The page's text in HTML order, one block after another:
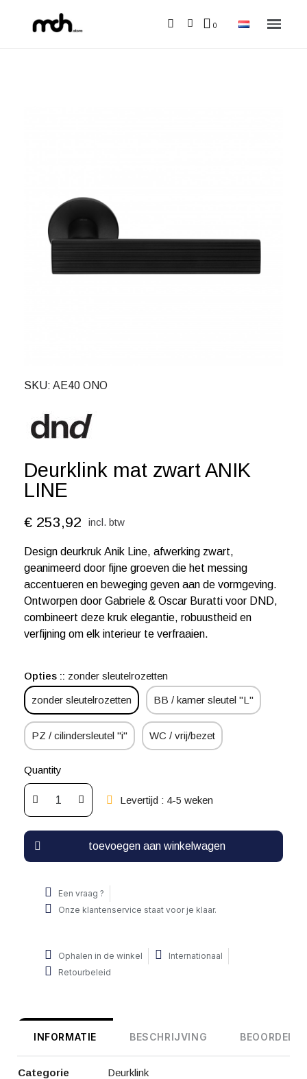
SKU AE40 ONO
Deurklink mat zwart ANIK
LINE
€ 253,92 incl. btw
Design deurkruk Anik Line, afwerking zwart,
geanimeerd door fijne groeven die het messing
accentueren en beweging geven aan de vormgeving.
Ontworpen door Gabriele & Oscar Buratti voor DND,
combineert deze kruk elegantie, robuustheid en
verfijning om elk interieur te verfraaien.
Opties : zonder sleutelrozetten
zonder sleutelrozetten BB / kamer sleutel "L"
PZ / cilindersleutel "i" WC / vrij/bezet
Quantity
Levertijd : 4-5 weken
toevoegen aan winkelwagen
Een vraag ?
Onze klantenservice staat voor je klaar.
Ophalen in de winkel
Internationaal
Retourbeleid
INFORMATIE BESCHRIJVING
Categorie
Deurklink